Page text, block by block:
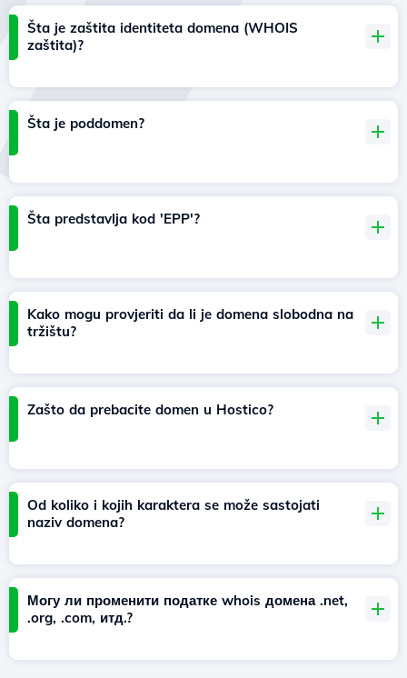
Šta je zaštita identiteta domena (WHOIS
zaštita)?
Šta je poddomen?
Šta predstavlja kod 'EPP'?
Kako mogu provjeriti da li je domena slobodna na
tržištu?
Zašto da prebacite domen u Hostico?
Od koliko i kojih karaktera se može sastojati
naziv domena?
Могу ли променити податке whois домена .net,
.org, .com, итд.?